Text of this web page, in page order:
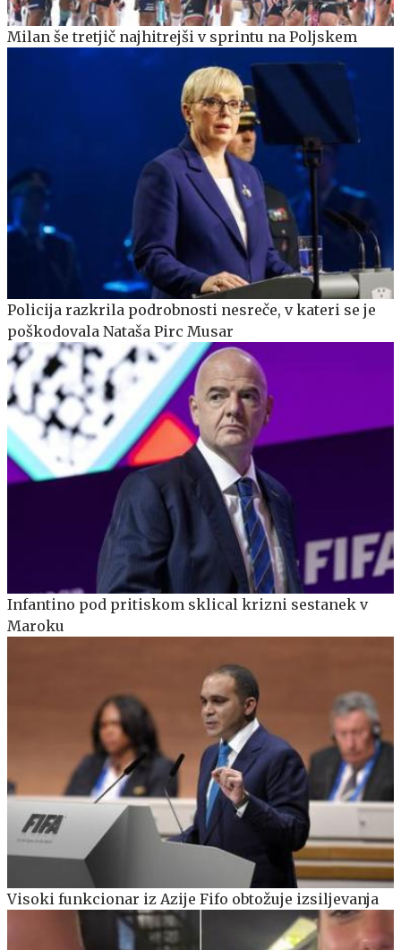
Milan še tretjič najhitrejši v sprintu na Poljskem
Policija razkrila podrobnosti nesreče, v kateri se je
poškodovala Nataša Pirc Musar
Infantino pod pritiskom sklical krizni sestanek v
Maroku
Visoki funkcionar iz Azije Fifo obtožuje izsiljevanja